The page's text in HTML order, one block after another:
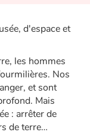
d'espace et
les hommes
Nos
et sont
Mais
: arrêter de
de terre…